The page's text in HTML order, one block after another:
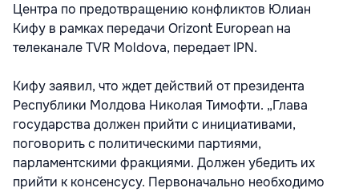
Центра по предотвращению конфликтов Юлиан
Кифу в рамках передачи Orizont European на
телеканале TVR Moldova, передает IPN.
Кифу заявил, что ждет действий от президента
Республики Молдова Николая Тимофти. „Глава
государства должен прийти с инициативами,
поговорить с политическими партиями,
парламентскими фракциями. Должен убедить их
прийти к консенсусу. Первоначально необходимо